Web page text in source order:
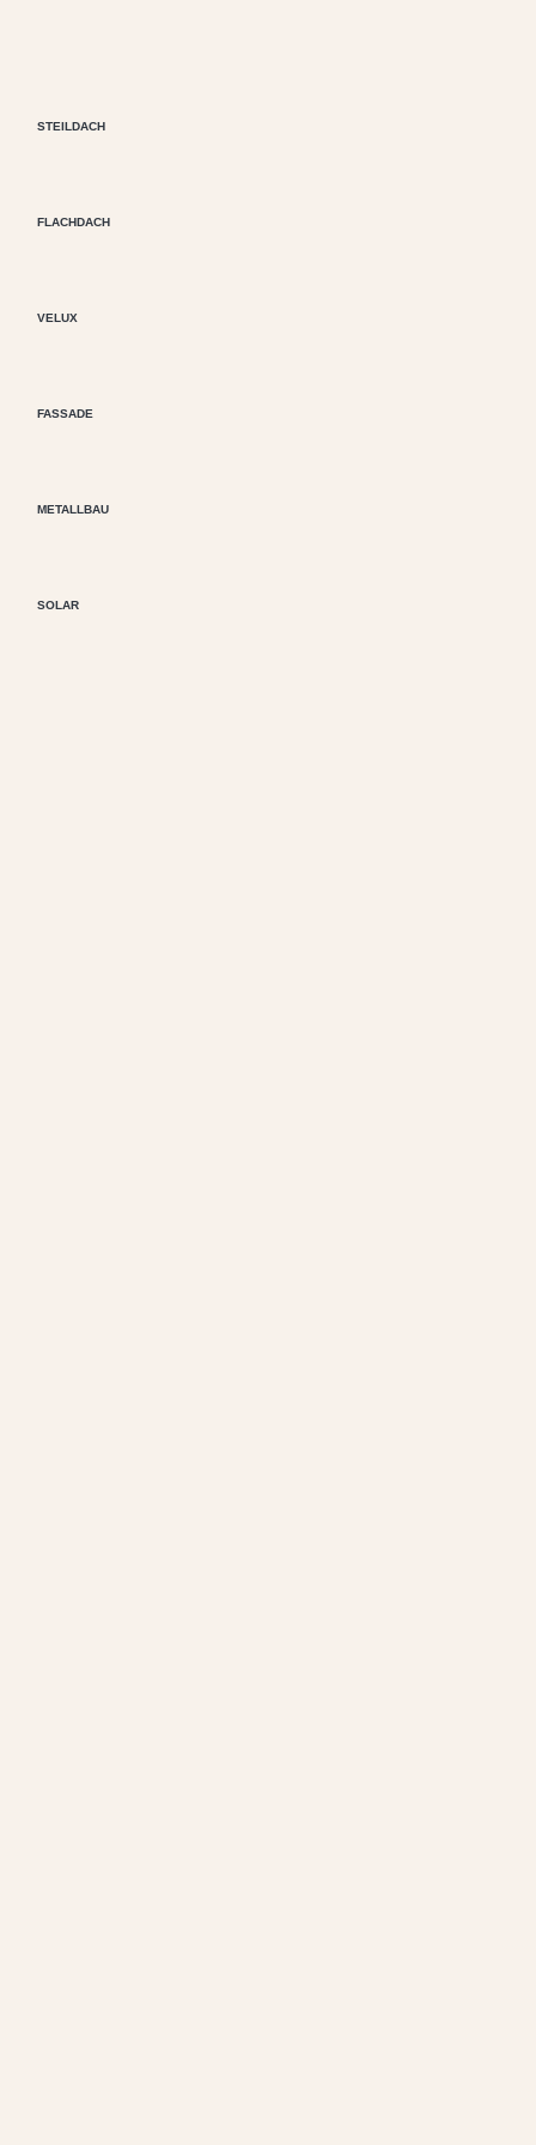
STEILDACH
FLACHDACH
VELUX
FASSADE
METALLBAU
SOLAR